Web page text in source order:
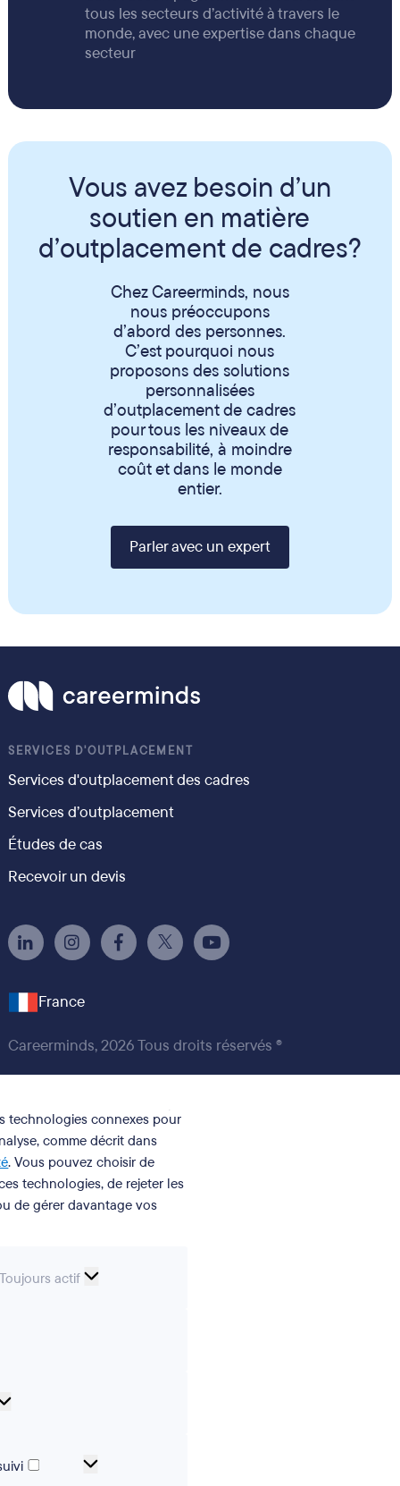
tous les secteurs d’activité à travers le
monde, avec une expertise dans chaque
secteur
Vous avez besoin d’un
soutien en matière
d’outplacement de cadres?
Chez Careerminds, nous
nous préoccupons
d’abord des personnes.
C’est pourquoi nous
proposons des solutions
personnalisées
d’outplacement de cadres
pour tous les niveaux de
responsabilité, à moindre
coût et dans le monde
entier.
Parler avec un expert
SERVICES D'OUTPLACEMENT
Services d'outplacement des cadres
Services d’outplacement
Études de cas
Recevoir un devis
France
Careerminds, 2026 Tous droits réservés ®
technologies connexes pour
comme décrit dans
. Vous pouvez choisir de
technologies, de rejeter les
de gérer davantage vos
Toujours actif
Cookies